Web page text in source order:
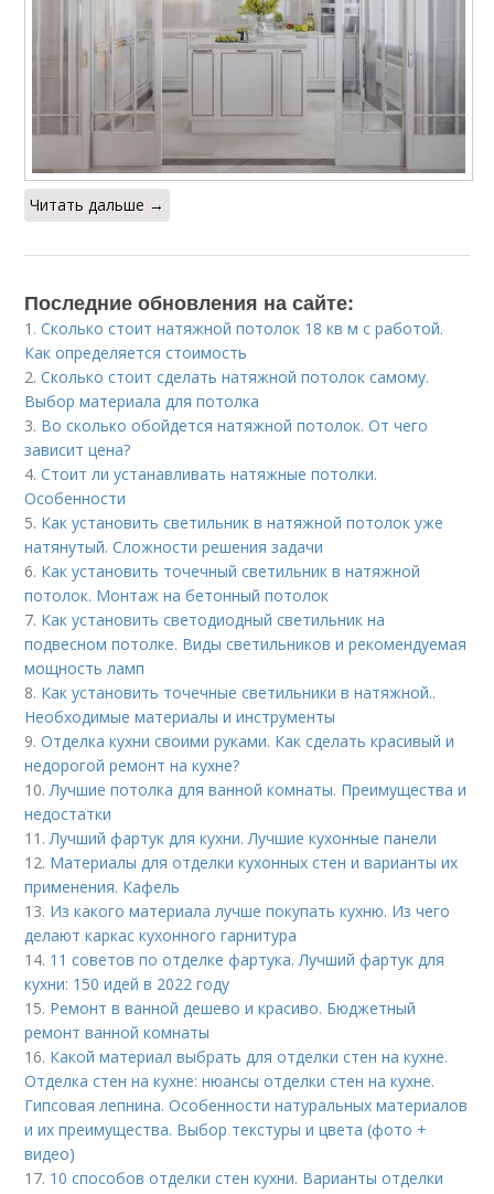
Читать дальше →
Последние обновления на сайте:
1.Сколько стоит натяжной потолок 18 кв м с работой.
Как определяется стоимость
2.Сколько стоит сделать натяжной потолок самому.
Выбор материала для потолка
3. Во сколько обойдется натяжной потолок. От чего
зависит цена?
4.Стоит ли устанавливать натяжные потолки.
Особенности
5. Как установить светильник в натяжной потолок уже
натянутый. Сложности решения задачи
6. Как установить точечный светильник в натяжной
потолок. Монтаж на бетонный потолок
7. Как установить светодиодный светильник на
подвесном потолке. Виды светильников и рекомендуемая
мощность ламп
8. Как установить точечные светильники в натяжной..
Необходимые материалы и инструменты
9.Отделка кухни своими руками. Как сделать красивый и
недорогой ремонт на кухне?
10.Лучшие потолка для ванной комнаты. Преимущества и
недостатки
11.Лучший фартук для кухни. Лучшие кухонные панели
12. Материалы для отделки кухонных стен и варианты их
применения. Кафель
13. Из какого материала лучше покупать кухню. Из чего
делают каркас кухонного гарнитура
14. 11 советов по отделке фартука. Лучший фартук для
кухни: 150 идей в 2022 году
15. Ремонт в ванной дешево и красиво. Бюджетный
ремонт ванной комнаты
16. Какой материал выбрать для отделки стен на кухне.
Отделка стен на кухне: нюансы отделки стен на кухне.
Гипсовая лепнина. Особенности натуральных материалов
и их преимущества. Выбор текстуры и цвета (фото +
видео)
17. 10 способов отделки стен кухни. Варианты отделки